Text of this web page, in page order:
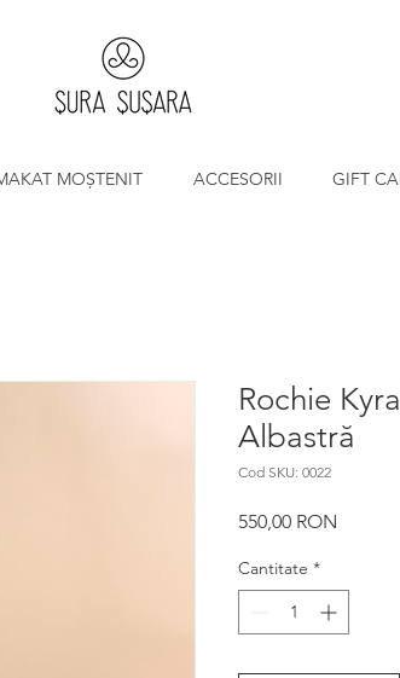
MOȘTENIT ACCESORII GIFT
Rochie
Albastră
Cod SKU: 0022
550,00 RON
Cantitate *